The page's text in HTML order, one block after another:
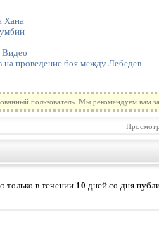
Хана
Видео
проведение боя между Лебедев ...
пользователь. Мы рекомендуем вам
только в течении 10 дней со дня